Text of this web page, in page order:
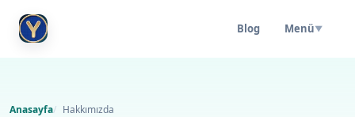
Blog Menü▼
Anasayfa Hakkımızda